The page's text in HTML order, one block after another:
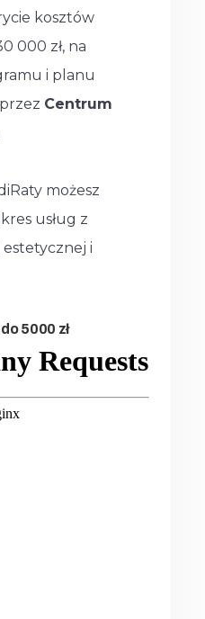
kosztów
000 zł, na
i planu
Centrum
możesz
usług z
i
5000 zł